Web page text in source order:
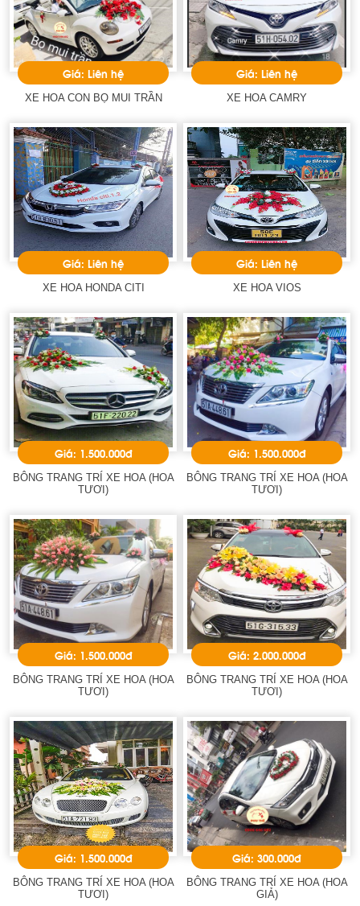
Giá: Liên hệ
XE HOA CON BỌ MUI TRẦN
Giá: Liên hệ
XE HOA CAMRY
Giá: Liên hệ
XE HOA HONDA CITI
Giá: Liên hệ
XE HOA VIOS
Giá: 1.500.000đ
BÔNG TRANG TRÍ XE HOA (HOA
TƯƠI)
Giá: 1.500.000đ
BÔNG TRANG TRÍ XE HOA (HOA
TƯƠI)
Giá: 1.500.000đ
BÔNG TRANG TRÍ XE HOA (HOA
TƯƠI)
Giá: 2.000.000đ
BÔNG TRANG TRÍ XE HOA (HOA
TƯƠI)
Giá: 1.500.000đ
BÔNG TRANG TRÍ XE HOA (HOA
TƯƠI)
Giá: 300.000đ
BÔNG TRANG TRÍ XE HOA (HOA
GIẢ)